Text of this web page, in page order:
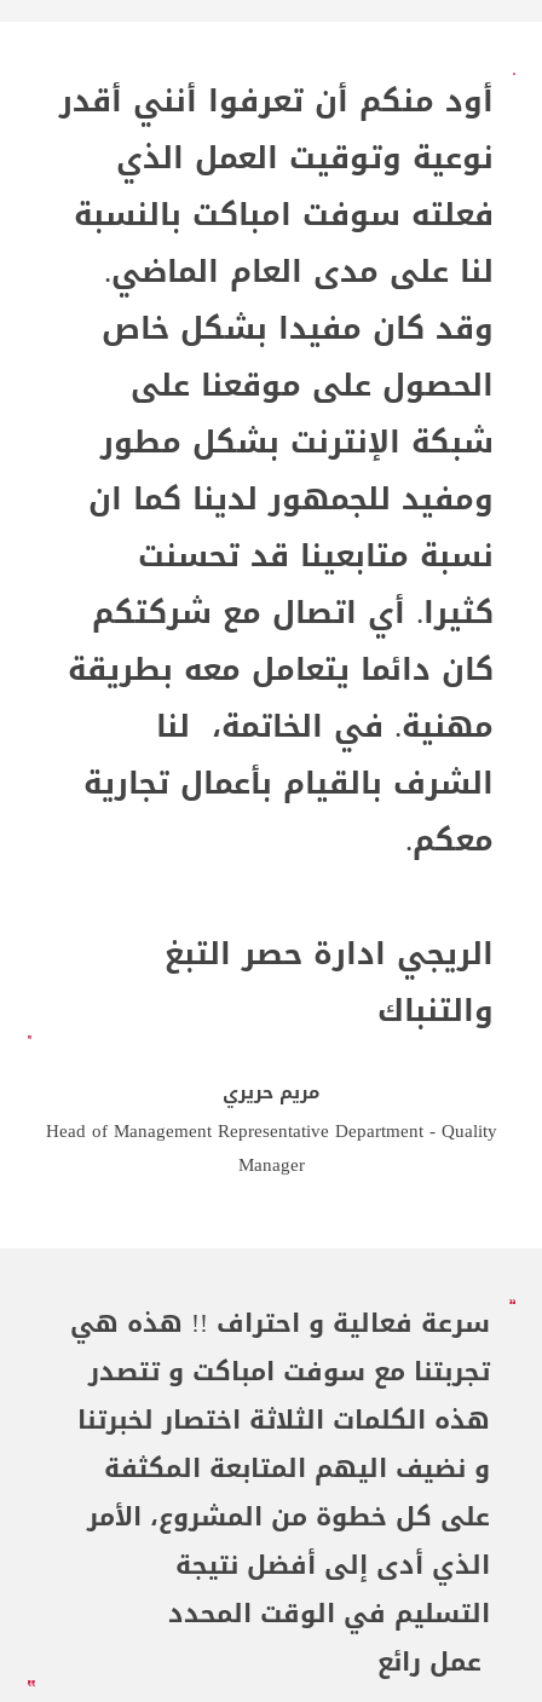
أود منكم أن تعرفوا أنني أقدر
نوعية وتوقيت العمل الذي
فعلته سوفت امباكت بالنسبة
لنا على مدى العام الماضي.
وقد كان مفيدا بشكل خاص
الحصول على موقعنا على
شبكة الإنترنت بشكل مطور
ومفيد للجمهور لدينا كما ان
نسبة متابعينا قد تحسنت
كثيرا. أي اتصال مع شركتكم
كان دائما يتعامل معه بطريقة
مهنية. في الخاتمة، لنا
الشرف بالقيام بأعمال تجارية
معكم.
الريجي ادارة حصر التبغ
والتنباك
مريم حريري
Head of Management Representative Department - Quality
Manager
سرعة فعالية و احتراف !! هذه هي
تجربتنا مع سوفت امباكت و تتصدر
هذه الكلمات الثلاثة اختصار لخبرتنا
و نضيف اليهم المتابعة المكثفة
على كل خطوة من المشروع، الأمر
الذي أدى إلى أفضل نتيجة
التسليم في الوقت المحدد
عمل رائع